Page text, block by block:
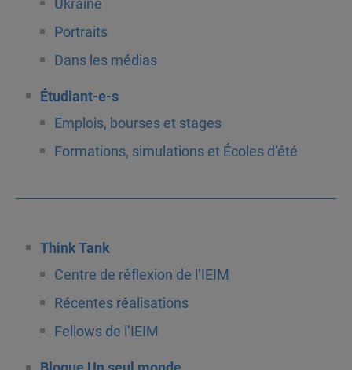
Ukraine
Portraits
Dans les médias
Étudiant-e-s
Emplois, bourses et stages
Formations, simulations et Écoles d’été
Think Tank
Centre de réflexion de l’IEIM
Récentes réalisations
Fellows de l’IEIM